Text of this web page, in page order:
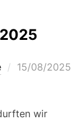
Veröffentlicht
15/08/2025
wir